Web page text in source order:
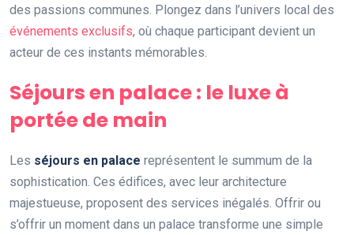
des passions communes. Plongez dans l’univers local des
événements exclusifs, où chaque participant devient un
acteur de ces instants mémorables.
Séjours en palace : le luxe à
portée de main
Les séjours en palace représentent le summum de la
sophistication. Ces édifices, avec leur architecture
majestueuse, proposent des services inégalés. Offrir ou
s’offrir un moment dans un palace transforme une simple